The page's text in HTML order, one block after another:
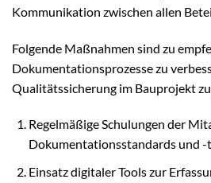
Kommunikation zwischen allen
Folgende Maßnahmen sind zu
Dokumentationsprozesse zu
Qualitätssicherung im Bauprojekt
Regelmäßige Schulungen der
Dokumentationsstandards und -
Einsatz digitaler Tools zur